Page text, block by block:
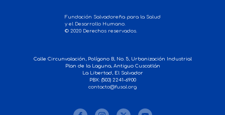
Fundación Salvadoreña para la Salud
y el Desarrollo Humano.
© 2020 Derechos reservados.
Calle Circunvalación, Polígono B, No. 5, Urbanización Industrial
Plan de la Laguna, Antiguo Cuscatlán
La Libertad, El Salvador
PBX: (503) 2241-6900
contacto@fusal.org